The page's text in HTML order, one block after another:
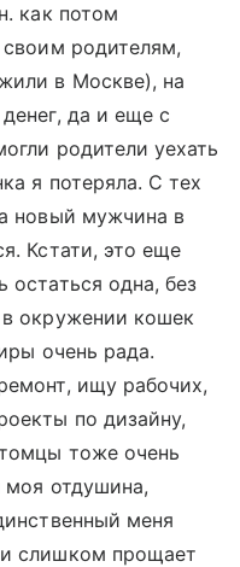
как потом
родителям,
в Москве), на
да и еще с
родители уехать
я потеряла. С тех
новый мужчина в
Кстати, это еще
одна, без
окружении кошек
очень рада.
ищу рабочих,
по дизайну,
тоже очень
моя отдушина,
меня
слишком прощает